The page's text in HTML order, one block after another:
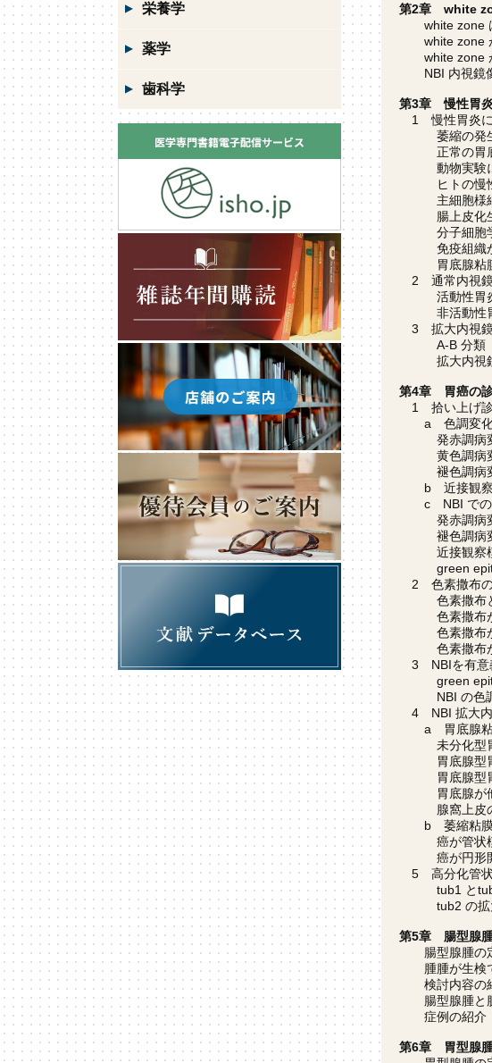
第2章 white
white zone
white zone
white zone
NBI 内視鏡像
第3章 慢性胃
1 慢性胃炎に
萎縮の発生
正常の胃底
動物実験にお
ヒトの慢性
主細胞様細
腸上皮化生
分子細胞学
免疫組織か
胃底腺粘膜
2 通常内視鏡
活動性胃
非活動性
3 拡大内視鏡
A-B 分類
拡大内視鏡
第4章 胃癌の診
1 拾い上げ診
a 色調変
発赤調病
黄色調病
褪色調病
b 近接観察
c NBI での
発赤調病
褪色調病
近接観察
green
2 色素撒布の
色素撒布と
色素撒布が
色素撒布が
色素撒布が
3 NBIを有意
green
NBI の色調
4 NBI 拡大内
a 胃底腺粘
未分化型
胃底腺型
胃底腺型胃
胃底腺が他の
腺窩上皮
b 萎縮粘膜
癌が管状模
癌が円形開
5 高分化管状
tub1 と
tub2 の拡
第5章 腸型腺腫
腸型腺腫の
腫腫が生検で
検討内容の
腸型腺腫と腺
症例の紹介
第6章 胃型腺
栄養学
薬学
歯科学